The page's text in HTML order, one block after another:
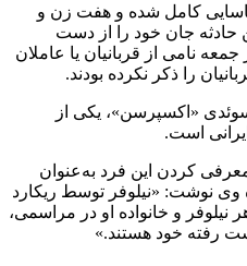
کامل شده و هفت زن و
۶۸ سال در این حادثه جان خود را از دست
نامی از قربانیان یا عاملان
را ذکر نکرده‌ بودند.
«اکسپرسن»، یکی از
است.
کردن این فرد به‌عنوان
وی نوشت: «نیلوفر توسط ریکارد
و خانواده او در مراسمی،
رفته خود هستند.»